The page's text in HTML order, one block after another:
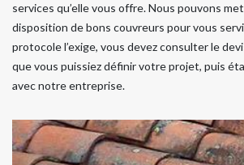
services qu’elle vous offre. Nous pouvons
disposition de bons couvreurs pour vous
protocole l’exige, vous devez consulter le
que vous puissiez définir votre projet, puis
avec notre entreprise.